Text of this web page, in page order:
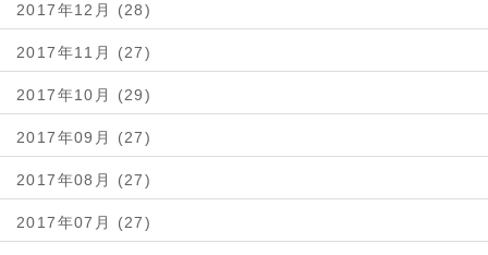
2017年12月 (28)
2017年11月 (27)
2017年10月 (29)
2017年09月 (27)
2017年08月 (27)
2017年07月 (27)